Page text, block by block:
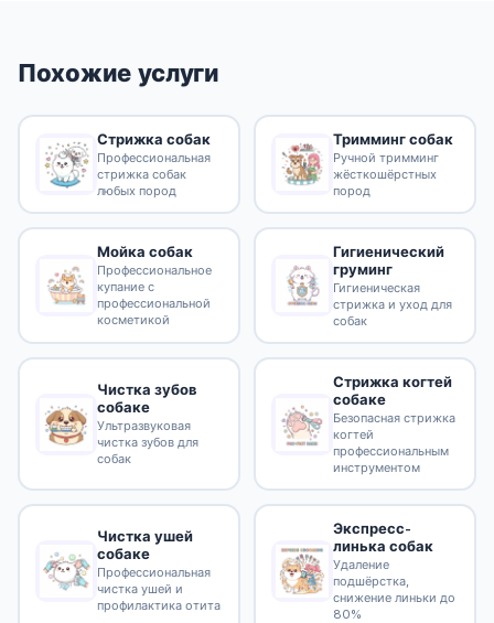
Похожие услуги
Стрижка собак
Профессиональная
стрижка собак
любых пород
Тримминг собак
Ручной тримминг
жёсткошёрстных
пород
Мойка собак
Профессиональное
купание с
профессиональной
косметикой
Гигиенический
груминг
Гигиеническая
стрижка и уход для
собак
Чистка зубов
собаке
Ультразвуковая
чистка зубов для
собак
Стрижка когтей
собаке
Безопасная стрижка
когтей
профессиональным
инструментом
Чистка ушей
собаке
Профессиональная
чистка ушей и
профилактика отита
Экспресс-
линька собак
Удаление
подшёрстка,
снижение линьки до
80%